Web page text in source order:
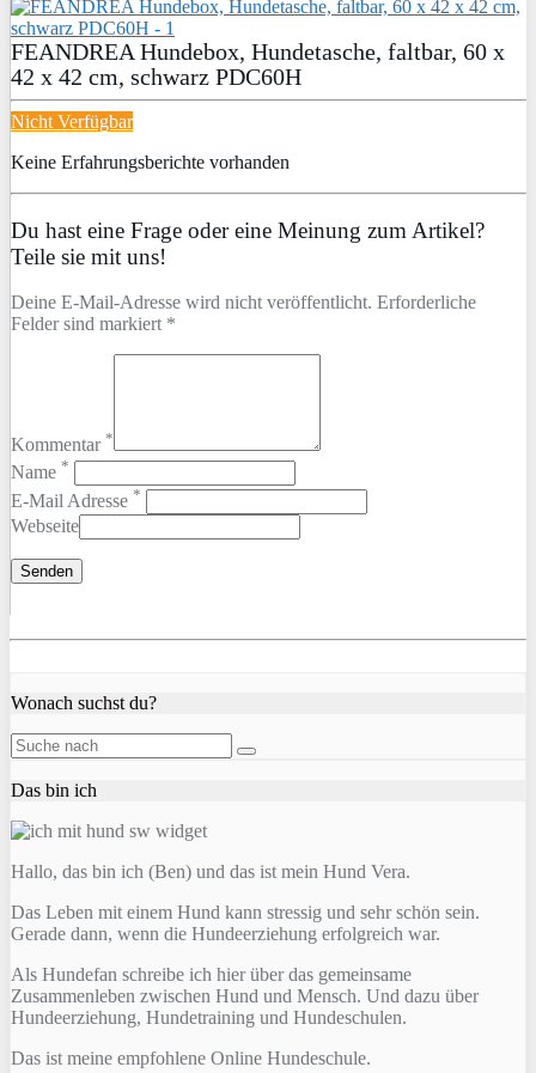
FEANDREA Hundebox, Hundetasche, faltbar, 60 x
42 x 42 cm, schwarz PDC60H
Nicht Verfügbar
Keine Erfahrungsberichte vorhanden
Du hast eine Frage oder eine Meinung zum Artikel?
Teile sie mit uns!
Deine E-Mail-Adresse wird nicht veröffentlicht. Erforderliche
Felder sind markiert *
Kommentar *
Name *
E-Mail Adresse *
Webseite
Wonach suchst du?
Das bin ich
Hallo, das bin ich (Ben) und das ist mein Hund Vera.
Das Leben mit einem Hund kann stressig und sehr schön sein.
Gerade dann, wenn die Hundeerziehung erfolgreich war.
Als Hundefan schreibe ich hier über das gemeinsame
Zusammenleben zwischen Hund und Mensch. Und dazu über
Hundeerziehung, Hundetraining und Hundeschulen.
Das ist meine empfohlene Online Hundeschule.